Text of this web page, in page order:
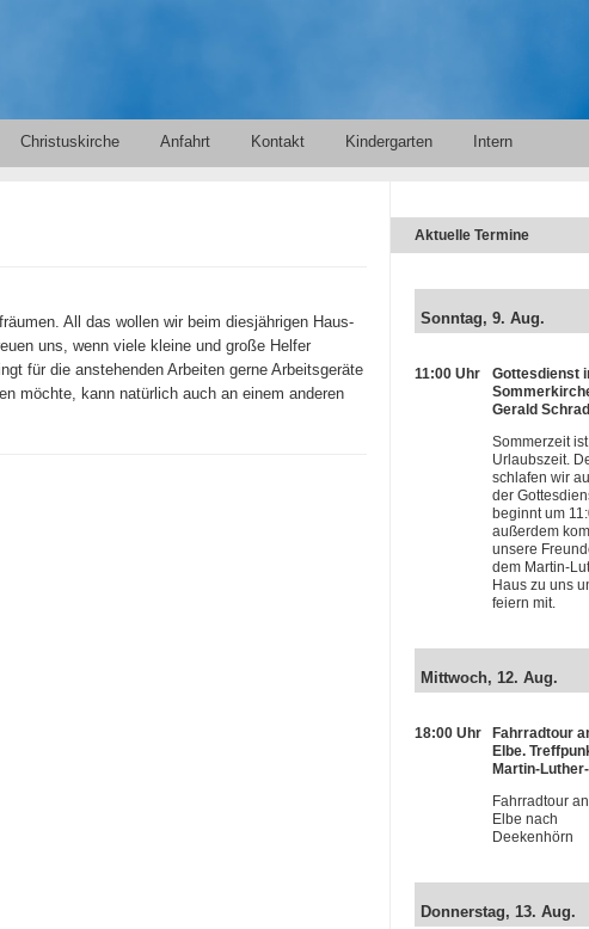
Christuskirche Anfahrt Kontakt Kindergarten Intern
All das wollen wir beim diesjährigen Haus-
uns, wenn viele kleine und große Helfer
für die anstehenden Arbeiten gerne Arbeitsgeräte
möchte, kann natürlich auch an einem anderen
Aktuelle Termine
Sonntag, 9. Aug.
11:00 Uhr
Gottesdienst
Gerald
Sommerzeit ist
Urlaubszeit.
schlafen wir
der
beginnt um
außerdem
unsere
dem Martin-
Haus zu uns
feiern mit.
Mittwoch, 12. Aug.
18:00 Uhr
Fahrradtour
Elbe.
Martin-
Fahrradtour
Elbe nach
Deekenhörn
Donnerstag, 13. Aug.